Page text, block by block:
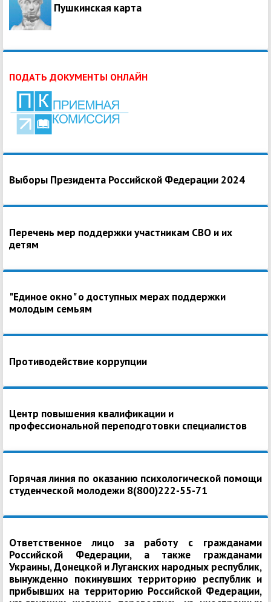
Пушкинская карта
ПОДАТЬ ДОКУМЕНТЫ ОНЛАЙН
Выборы Президента Российской Федерации 2024
Перечень мер поддержки участникам СВО и их
детям
"Единое окно" о доступных мерах поддержки
молодым семьям
Противодействие коррупции
Центр повышения квалификации и
профессиональной переподготовки специалистов
Горячая линия по оказанию психологической помощи
студенческой молодежи 8(800)222-55-71
Ответственное лицо за работу с гражданами
Российской Федерации, а также гражданами
Украины, Донецкой и Луганских народных республик,
вынужденно покинувших территорию республик и
прибывших на территорию Российской Федерации,